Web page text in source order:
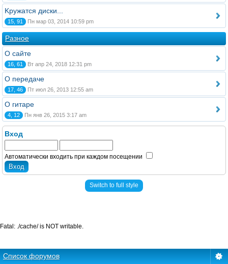
Kружатся диски...
15, 91 Пн мар 03, 2014 10:59 pm
Разное
О сайте
16, 61 Вт апр 24, 2018 12:31 pm
О передаче
17, 46 Пт июл 26, 2013 12:55 am
О гитаре
4, 12 Пн янв 26, 2015 3:17 am
Вход
Автоматически входить при каждом посещении
Switch to full style
Список форумов
Fatal: ./cache/ is NOT writable.